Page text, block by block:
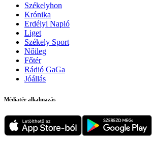
Székelyhon
Krónika
Erdélyi Napló
Liget
Székely Sport
Nőileg
Főtér
Rádió GaGa
Jóállás
Médiatér alkalmazás